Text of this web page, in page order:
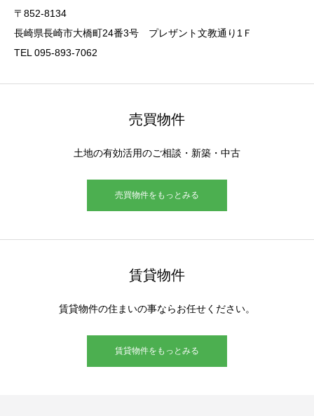
〒852-8134
長崎県長崎市大橋町24番3号 プレザント文教通り1Ｆ
TEL 095-893-7062
売買物件
土地の有効活用のご相談・新築・中古
売買物件をもっとみる
賃貸物件
賃貸物件の住まいの事ならお任せください。
賃貸物件をもっとみる